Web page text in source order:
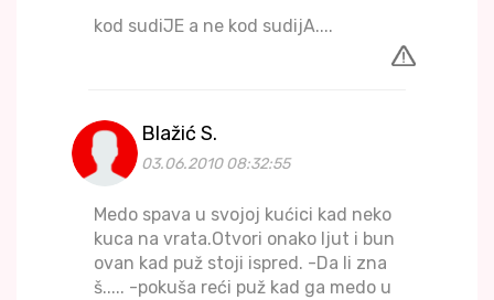
kod sudiJE a ne kod sudijA....
Blažić S.
03.06.2010 08:32:55
Medo spava u svojoj kućici kad neko
kuca na vrata.Otvori onako ljut i bun
ovan kad puž stoji ispred. -Da li zna
š..... -pokuša reći puž kad ga medo u